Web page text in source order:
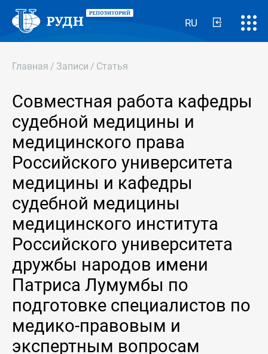
RU
Главная / Записи / Статья
Совместная работа кафедры
судебной медицины и
медицинского права
Российского университета
медицины и кафедры
судебной медицины
медицинского института
Российского университета
дружбы народов имени
Патриса Лумумбы по
подготовке специалистов по
медико-правовым и
экспертным вопросам